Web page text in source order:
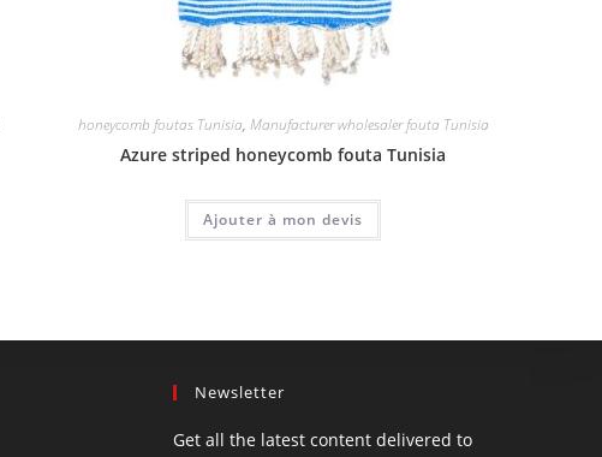
honeycomb foutas Tunisia, Manufacturer wholesaler fouta Tunisia
Azure striped honeycomb fouta Tunisia
Ajouter à mon devis
Newsletter
Get all the latest content delivered to